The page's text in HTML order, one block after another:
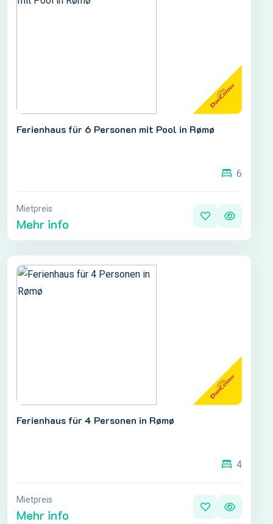
Ferienhaus für 6 Personen mit Pool in Rømø
6
Mietpreis
Mehr info
Ferienhaus für 4 Personen in Rømø
4
Mietpreis
Mehr info